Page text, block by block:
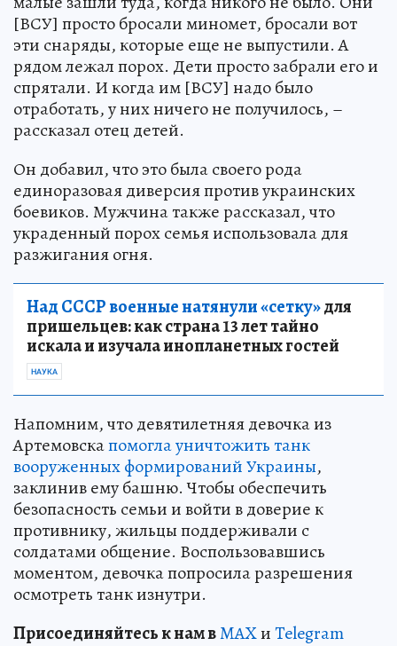
[ВСУ] просто бросали миномет, бросали вот
эти снаряды, которые еще не выпустили. А
рядом лежал порох. Дети просто забрали его и
спрятали. И когда им [ВСУ] надо было
отработать, у них ничего не получилось, –
рассказал отец детей.
Он добавил, что это была своего рода
единоразовая диверсия против украинских
боевиков. Мужчина также рассказал, что
украденный порох семья использовала для
разжигания огня.
Над СССР военные натянули «сетку»для
пришельцев: как страна 13 лет тайно
искала и изучала инопланетных гостей
НАУКА
Напомним, что девятилетняя девочка из
Артемовскапомогла уничтожить танк
вооруженных формирований Украины,
заклинив ему башню. Чтобы обеспечить
безопасность семьи и войти в доверие к
противнику, жильцы поддерживали с
солдатами общение. Воспользовавшись
моментом, девочка попросила разрешения
осмотреть танк изнутри.
Присоединяйтесь к нам вMAXиTelegram